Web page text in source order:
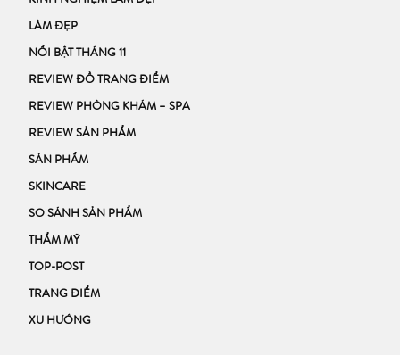
LÀM ĐẸP
NỔI BẬT THÁNG 11
REVIEW ĐỒ TRANG ĐIỂM
REVIEW PHÒNG KHÁM – SPA
REVIEW SẢN PHẨM
SẢN PHẨM
SKINCARE
SO SÁNH SẢN PHẨM
THẨM MỸ
TOP-POST
TRANG ĐIỂM
XU HƯỚNG